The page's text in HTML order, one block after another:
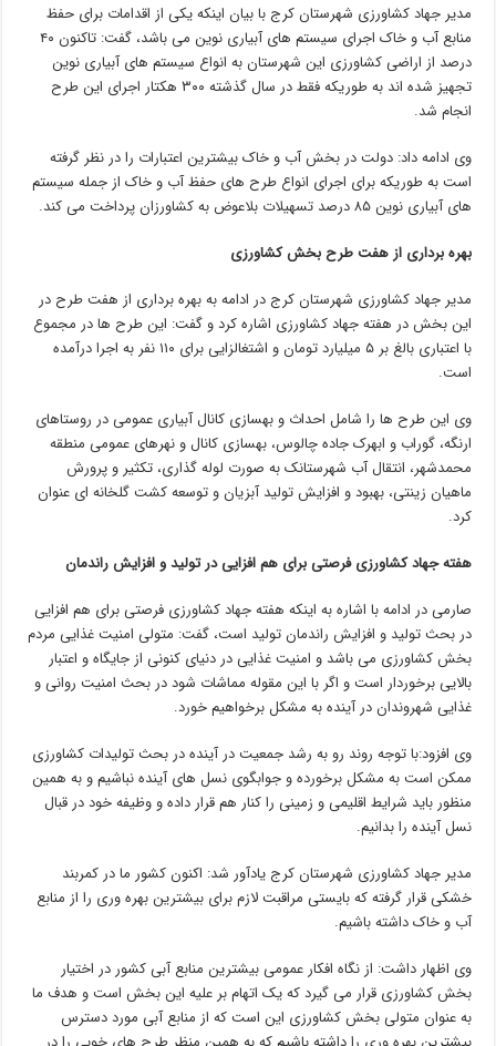
مدیر جهاد کشاورزی شهرستان کرج با بیان اینکه یکی از اقدامات برای حفظ
منابع آب و خاک اجرای سیستم های آبیاری نوین می باشد، گفت: تاکنون ۴۰
درصد از اراضی کشاورزی این شهرستان به انواع سیستم های آبیاری نوین
تجهیز شده اند به طوریکه فقط در سال گذشته ۳۰۰ هکتار اجرای این طرح
انجام شد.
وی ادامه داد: دولت در بخش آب و خاک بیشترین اعتبارات را در نظر گرفته
است به طوریکه برای اجرای انواع طرح های حفظ آب و خاک از جمله سیستم
های آبیاری نوین ۸۵ درصد تسهیلات بلاعوض به کشاورزان پرداخت می کند.
بهره برداری از هفت طرح بخش کشاورزی
مدیر جهاد کشاورزی شهرستان کرج در ادامه به بهره برداری از هفت طرح در
این بخش در هفته جهاد کشاورزی اشاره کرد و گفت: این طرح ها در مجموع
با اعتباری بالغ بر ۵ میلیارد تومان و اشتغالزایی برای ۱۱۰ نفر به اجرا درآمده
است.
وی این طرح ها را شامل احداث و بهسازی کانال آبیاری عمومی در روستاهای
ارنگه، گوراب و ابهرک جاده چالوس، بهسازی کانال و نهرهای عمومی منطقه
محمدشهر، انتقال آب شهرستانک به صورت لوله گذاری، تکثیر و پرورش
ماهیان زینتی، بهبود و افزایش تولید آبزیان و توسعه کشت گلخانه ای عنوان
کرد.
هفته جهاد کشاورزی فرصتی برای هم افزایی در تولید و افزایش راندمان
صارمی در ادامه با اشاره به اینکه هفته جهاد کشاورزی فرصتی برای هم افزایی
در بحث تولید و افزایش راندمان تولید است، گفت: متولی امنیت غذایی مردم
بخش کشاورزی می باشد و امنیت غذایی در دنیای کنونی از جایگاه و اعتبار
بالایی برخوردار است و اگر با این مقوله مماشات شود در بحث امنیت روانی و
غذایی شهروندان در آینده به مشکل برخواهیم خورد.
وی افزود:‌با توجه روند رو به رشد جمعیت در آینده در بحث تولیدات کشاورزی
ممکن است به مشکل برخورده و جوابگوی نسل های آینده نباشیم و به همین
منظور باید شرایط اقلیمی و زمینی را کنار هم قرار داده و وظیفه خود در قبال
نسل آینده را بدانیم.
مدیر جهاد کشاورزی شهرستان کرج یادآور شد: اکنون کشور ما در کمربند
خشکی قرار گرفته که بایستی مراقبت لازم برای بیشترین بهره وری را از منابع
آب و خاک داشته باشیم.
وی اظهار داشت:‌ از نگاه افکار عمومی بیشترین منابع آبی کشور در اختیار
بخش کشاورزی قرار می گیرد که یک اتهام بر علیه این بخش است و هدف ما
به عنوان متولی بخش کشاورزی این است که از منابع آبی مورد دسترس